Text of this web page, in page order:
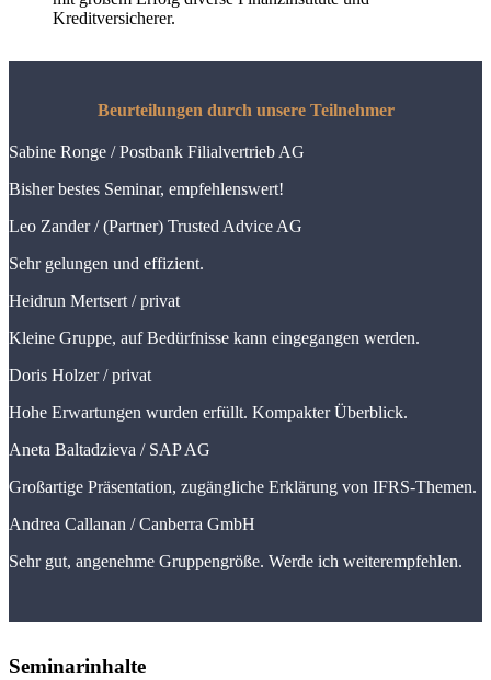
Kreditversicherer.
Beurteilungen durch unsere Teilnehmer
Sabine Ronge /Postbank Filialvertrieb AG
Bisher bestes Seminar, empfehlenswert!
Leo Zander /(Partner) Trusted Advice AG
Sehr gelungen und effizient.
Heidrun Mertsert /privat
Kleine Gruppe, auf Bedürfnisse kann eingegangen werden.
Doris Holzer /privat
Hohe Erwartungen wurden erfüllt. Kompakter Überblick.
Aneta Baltadzieva / SAP AG
Großartige Präsentation, zugängliche Erklärung von IFRS-Themen.
Andrea Callanan /Canberra GmbH
Sehr gut, angenehme Gruppengröße. Werde ich weiterempfehlen.
Seminarinhalte